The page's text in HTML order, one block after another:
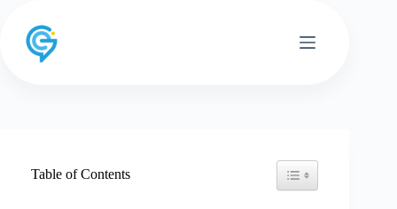
content
Table of Contents Toggle Table of Content